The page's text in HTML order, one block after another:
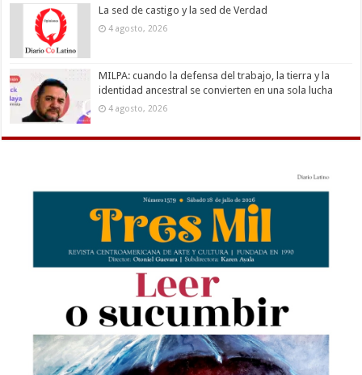
La sed de castigo y la sed de Verdad
4 agosto, 2026
MILPA: cuando la defensa del trabajo, la tierra y la
identidad ancestral se convierten en una sola lucha
4 agosto, 2026